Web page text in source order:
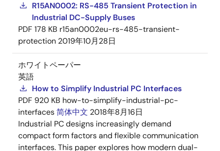
R15AN0002: RS-485 Transient Protection in
Industrial DC-Supply Buses
PDF 178 KB r15an0002eu-rs-485-transient-
protection 2019年10月28日
ホワイトペーパー
英語
How to Simplify Industrial PC Interfaces
PDF 920 KB how-to-simplify-industrial-pc-
interfaces简体中文 2018年8月16日
Industrial PC designs increasingly demand
compact form factors and flexible communication
interfaces. This paper explores how modern dual-